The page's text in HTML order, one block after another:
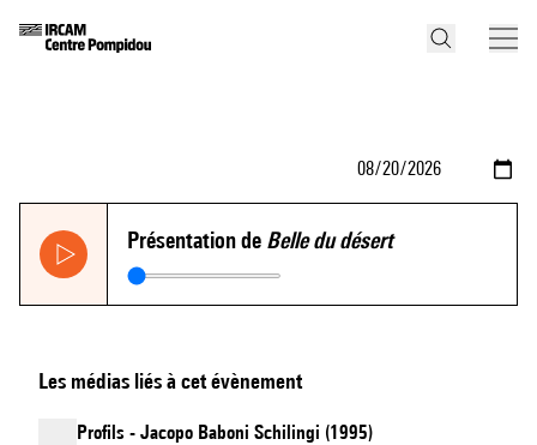
Présentation de Belle du désert
Les médias liés à cet évènement
Profils - Jacopo Baboni Schilingi (1995)